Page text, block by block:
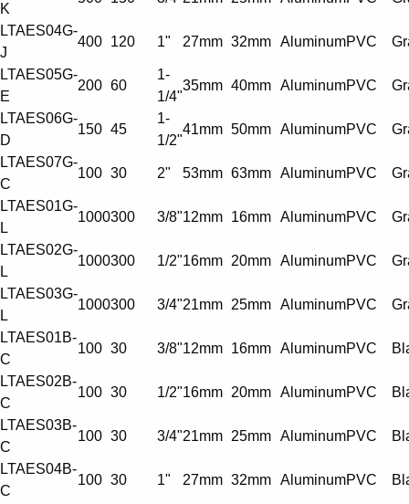
K
LTAES04G-
J
400 120 1" 27mm 32mm AluminumPVC
LTAES05G-
E
200 60
1-
1/4"
35mm 40mm AluminumPVC
LTAES06G-
D
150 45
1-
1/2"
41mm 50mm AluminumPVC
LTAES07G-
C
100 30 2" 53mm 63mm AluminumPVC
LTAES01G-
L
1000300 3/8"12mm 16mm AluminumPVC
LTAES02G-
L
1000300 1/2"16mm 20mm AluminumPVC
LTAES03G-
L
1000300 3/4"21mm 25mm AluminumPVC
LTAES01B-
C
100 30 3/8"12mm 16mm AluminumPVC
LTAES02B-
C
100 30 1/2"16mm 20mm AluminumPVC
LTAES03B-
C
100 30 3/4"21mm 25mm AluminumPVC
LTAES04B-
C
100 30 1" 27mm 32mm AluminumPVC